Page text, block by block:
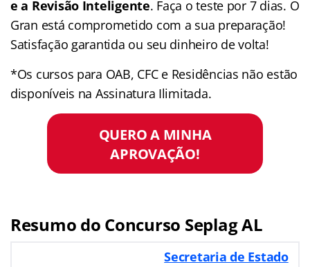
e a Revisão Inteligente. Faça o teste por 7 dias. O
Gran está comprometido com a sua preparação!
Satisfação garantida ou seu dinheiro de volta!
*Os cursos para OAB, CFC e Residências não estão
disponíveis na Assinatura Ilimitada.
QUERO A MINHA
APROVAÇÃO!
Resumo do Concurso Seplag AL
Secretaria de Estado